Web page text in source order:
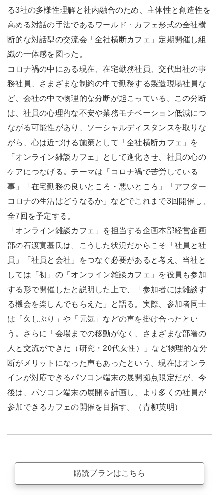
る3社の多様性理解と社内融合のため、主体性と創造性を
高める対話の手法であるワールド・カフェ形式の全社横
断的な対話型の交流会「全社横断カフェ」定期開催し組
織の一体感を図った。
コロナ禍の中にある現在、在宅勤務社員、交代出社の事
務社員、さまざまな制約の中で勤務する製造現場社員な
ど、会社の中で物理的な分断が起こっている。この分断
は、社員の心理的な不安や業務モチベーション低減につ
ながる可能性があり、ソーシャルディスタンスを取りな
がら、心は近づける施策として「全社横断カフェ」を
「オンライン雑談カフェ」として進化させ、社員の心の
ケアにつなげる。テーマは「コロナ禍で苦労している
事」「在宅勤務の良いところ・悪いところ」「アフター
コロナの生活はどうなるか」などでこれまで3回開催し、
全7回を予定する。
「オンライン雑談カフェ」を担当する企画本部経営企画
部の石渡寛基氏は、こうした状況だからこそ「社員と社
員」「社員と会社」をつなぐ必要があると考え、当社と
しては「初」の「オンライン雑談カフェ」を役員も参加
する形で開催したと説明した上で、「参加者には雑談す
る機会を楽しんでもらえた」と語る。実際、参加者同士
は「久しぶり」や「元気」などの声を掛け合ったとい
う。さらに「会場までの移動がなく、さまざまな部署の
人と交流ができた（研究・20代女性）」など物理的な分
断がメリットになった声もあったという。現在はオンラ
インが対応できるパソコン端末の展開拠点限定だが、今
後は、パソコン端末の展開を計画し、より多くの社員が
参加できるカフェの開催を目指す。（青柳英明）
購読プランはこちら